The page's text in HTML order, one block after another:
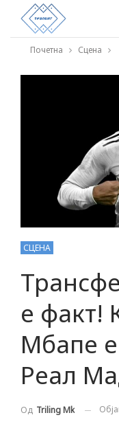
Почетна Сцена
СЦЕНА
е факт!
Мбапе
Реал
Од Triling Mk